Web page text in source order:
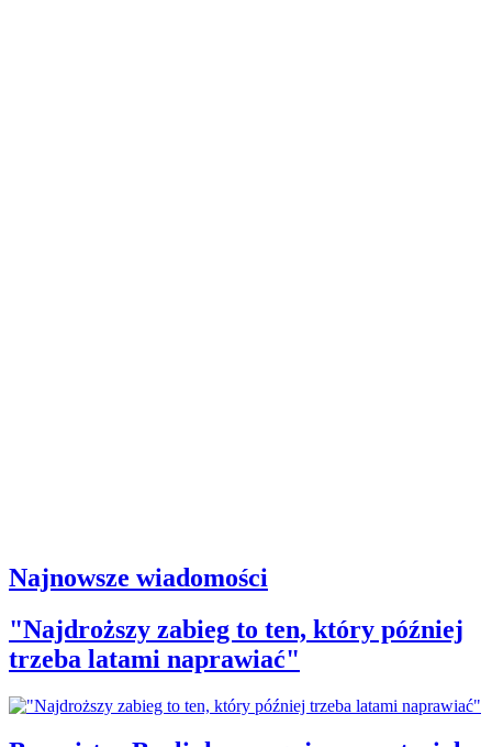
Najnowsze wiadomości
"Najdroższy zabieg to ten, który później
trzeba latami naprawiać"